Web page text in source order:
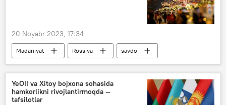
20 Noyabr 2023, 17:34
Madaniyat Rossiya
savdo
xokkey
Moskva
YeOII va Xitoy bojxona sohasida
hamkorlikni rivojlantirmoqda —
tafsilotlar